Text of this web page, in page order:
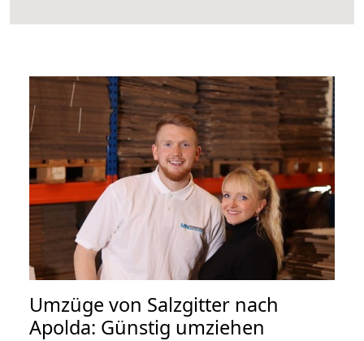
Umzüge von Salzgitter nach
Apolda: Günstig umziehen